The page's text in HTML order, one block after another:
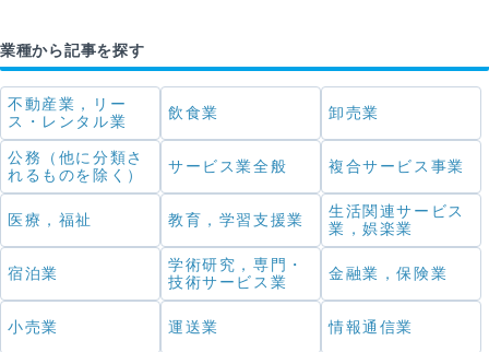
業種から記事を探す
不動産業，リー
ス・レンタル業
飲食業 卸売業
公務（他に分類さ
れるものを除く）
サービス業全般 複合サービス事業
医療，福祉 教育，学習支援業
生活関連サービス
業，娯楽業
宿泊業
学術研究，専門・
技術サービス業
金融業，保険業
小売業 運送業 情報通信業